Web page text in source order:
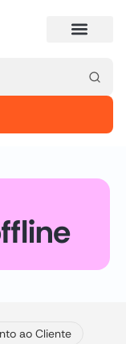
ao Cliente